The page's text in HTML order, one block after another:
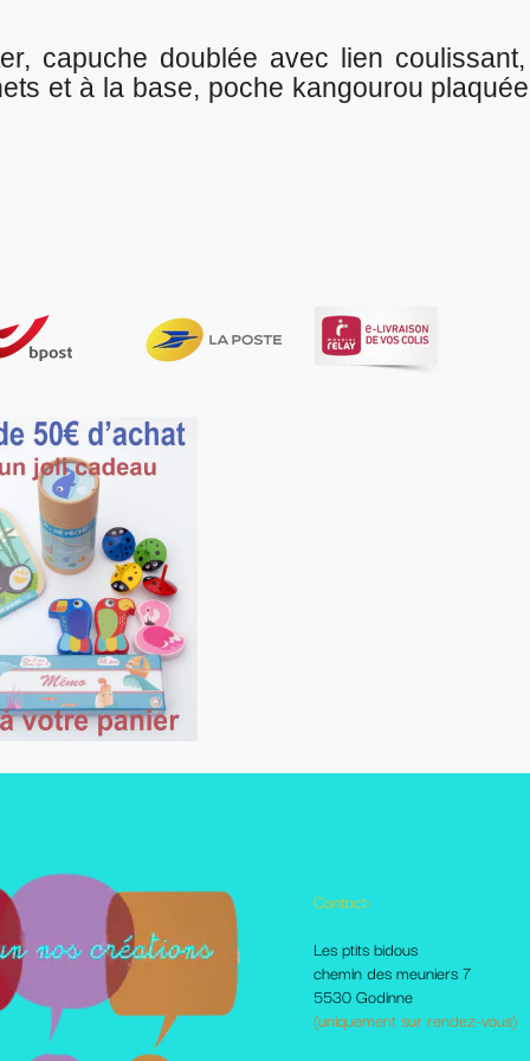
Les ptits bidous
chemin des meuniers 7
5530 Godinne
(uniquement sur rendez-vous)
Autres pages disponibles
Foire aux questions
Le Blog
Les livraisons et paiement
Mes amis sur le net
lien coulissant, surpiqûres aux
plaquée, coutures de côté,